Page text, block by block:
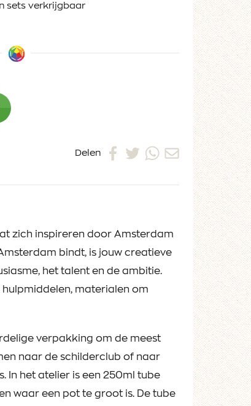
sets verkrijgbaar
Delen
zich inspireren door Amsterdam
bindt, is jouw creatieve
het talent en de ambitie.
hulpmiddelen, materialen om
verpakking om de meest
naar de schilderclub of naar
In het atelier is een 250ml tube
waar een pot te groot is. De tube